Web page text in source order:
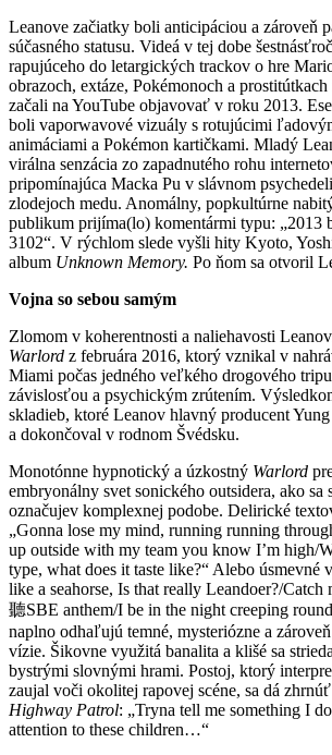
Leanove začiatky boli anticipáciou a zároveň
súčasného statusu. Videá v tej dobe
rapujúceho do letargických trackov o hre
obrazoch, extáze, Pokémonoch a prostitútkach
začali na YouTube objavovať v roku 2013.
boli vaporwavové vizuály s rotujúcimi
animáciami a Pokémon kartičkami. Mladý
virálna senzácia zo zapadnutého rohu
pripomínajúca Macka Pu v slávnom
zlodejoch medu. Anomálny, popkultúrne
publikum prijíma(lo) komentármi typu: „2013
3102“. V rýchlom slede vyšli hity Kyoto,
album Unknown Memory. Po ňom sa otvoril
Vojna so sebou samým
Zlomom v koherentnosti a naliehavosti
Warlord z februára 2016, ktorý vznikal v
Miami počas jedného veľkého drogového
závislosťou a psychickým zrútením.
skladieb, ktoré Leanov hlavný producent
a dokončoval v rodnom Švédsku.
Monotónne hypnotický a úzkostný Warlord
embryonálny svet sonického outsidera, ako sa
označujev komplexnej podobe. Delirické
„Gonna lose my mind, running running
up outside with my team you know I’m high/
type, what does it taste like?“ Alebo úsmevné
like a seahorse, Is that really Leandoer?/Catch
聽SBE anthem/I be in the night creeping
naplno odhaľujú temné, mysteriózne a
vízie. Šikovne využitá banalita a klišé sa
bystrými slovnými hrami. Postoj, ktorý
zaujal voči okolitej rapovej scéne, sa dá
Highway Patrol: „Tryna tell me something I
attention to these children…“